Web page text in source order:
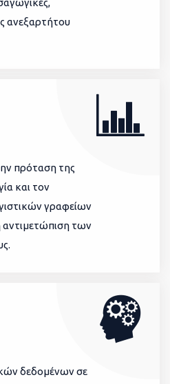
ανεξαρτήτου
πρόταση της
και τον
γραφείων
αντιμετώπιση των
δεδομένων σε